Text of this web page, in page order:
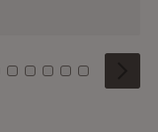
5 6 7 8
Kachel: 9
Zu Kachel: 10
Zu Kachel: 11
Zu Kachel: 12
Zu Kachel:
Zu